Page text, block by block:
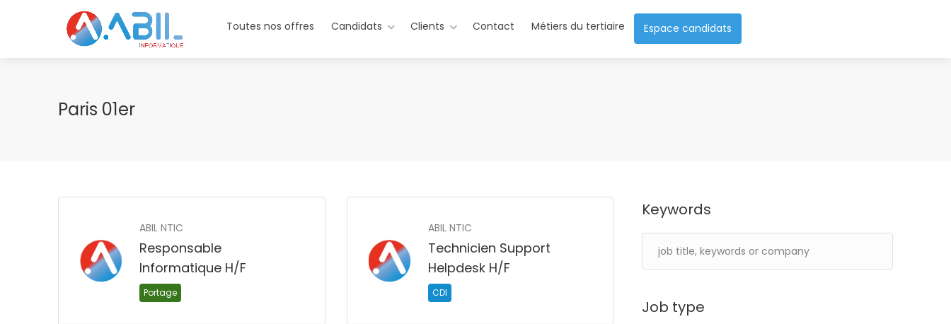
Toutes nos offres Candidats Clients Contact Métiers du tertiaire Espace candidats
Paris 01er
Keywords
Job type
ABIL NTIC
Responsable
Informatique H/F
Portage
ABIL NTIC
Technicien Support
Helpdesk H/F
CDI